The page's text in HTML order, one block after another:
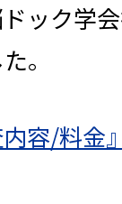
ック学
。
内容/料金